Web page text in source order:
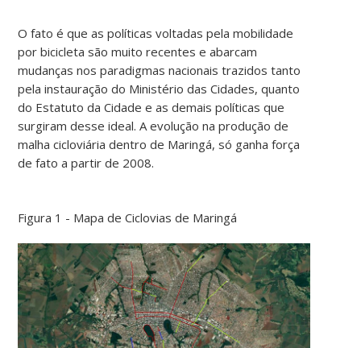
O fato é que as políticas voltadas pela mobilidade
por bicicleta são muito recentes e abarcam
mudanças nos paradigmas nacionais trazidos tanto
pela instauração do Ministério das Cidades, quanto
do Estatuto da Cidade e as demais políticas que
surgiram desse ideal. A evolução na produção de
malha cicloviária dentro de Maringá, só ganha força
de fato a partir de 2008.
Figura 1 - Mapa de Ciclovias de Maringá